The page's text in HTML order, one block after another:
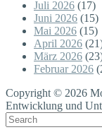
Juli 2026 (17)
Juni 2026 (15)
Mai 2026 (15)
April 2026
März 2026
Februar 2026
Copyright © 2026
Entwicklung und